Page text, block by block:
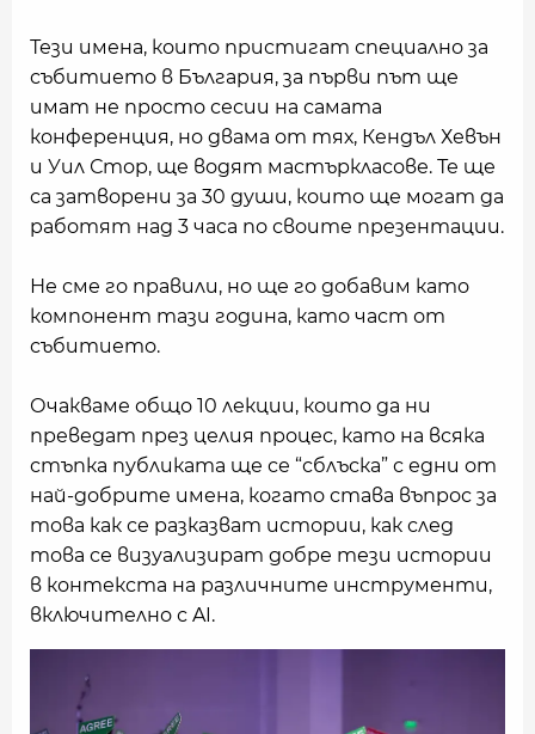
Тези имена, които пристигат специално за
събитието в България, за първи път ще
имат не просто сесии на самата
конференция, но двама от тях, Кендъл Хевън
и Уил Стор, ще водят мастъркласове. Те ще
са затворени за 30 души, които ще могат да
работят над 3 часа по своите презентации.
Не сме го правили, но ще го добавим като
компонент тази година, като част от
събитието.
Очакваме общо 10 лекции, които да ни
преведат през целия процес, като на всяка
стъпка публиката ще се “сблъска” с едни от
най-добрите имена, когато става въпрос за
това как се разказват истории, как след
това се визуализират добре тези истории
в контекста на различните инструменти,
включително с AI.